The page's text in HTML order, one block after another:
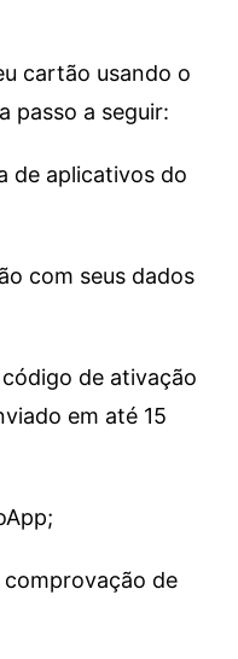
cartão usando o
passo a seguir:
de aplicativos do
com seus dados
de ativação
em até 15
comprovação de